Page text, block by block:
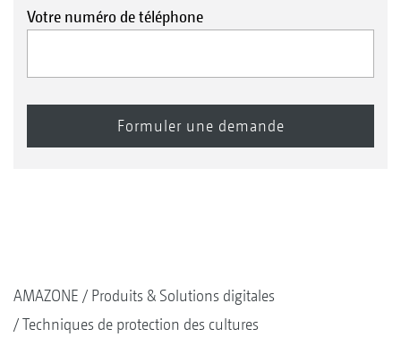
depuis la pompe
Clapet anti-retour
pression au limiteur de pression et s’écoule avec
une faible pression jusqu’au restricteur. Il
Votre numéro de téléphone
AMAZONE
Produits & Solutions digitales
Techniques de protection des cultures